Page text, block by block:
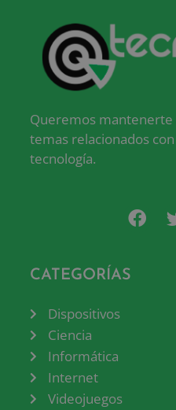
Queremos mantenerte
temas relacionados
tecnología.
CATEGORÍAS
Dispositivos
Ciencia
Informática
Internet
Videojuegos